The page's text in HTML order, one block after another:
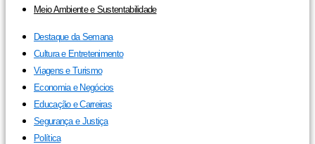
Meio Ambiente e Sustentabilidade
Destaque da Semana
Cultura e Entretenimento
Viagens e Turismo
Economia e Negócios
Educação e Carreiras
Segurança e Justiça
Política